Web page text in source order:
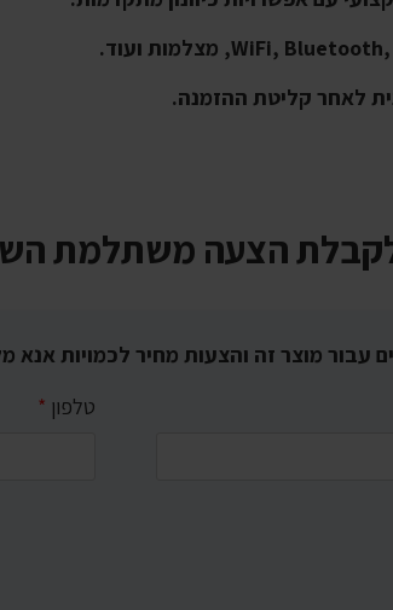
לאחר קליטת ההזמנה.
הצעה משתלמת
עבור מוצר זה והצעות מחיר לכמויות אנא
טלפון *